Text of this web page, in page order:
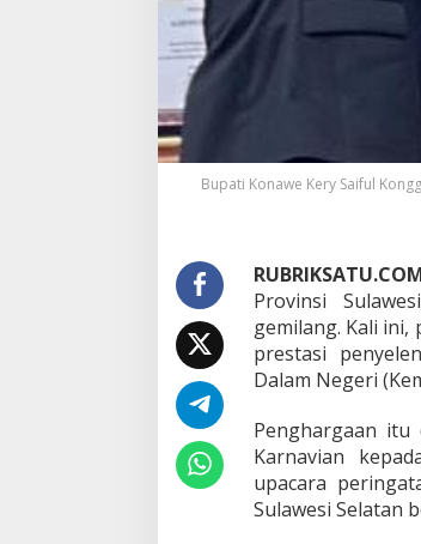
S
K
a
P
a
m
P
e
n
g
h
r
g
a
a
Bupati Konawe Kery Saiful
Provinsi
gemilang. Kali
prestasi
Dalam Negeri
Penghargaan
Karnavian
upacara
Sulawesi Selatan